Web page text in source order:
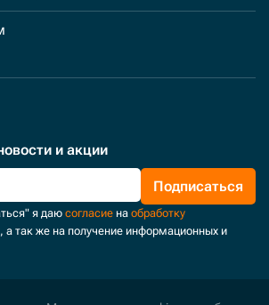
и акции
Подписаться
я даю согласие на обработку
, а так же на получение информационных и